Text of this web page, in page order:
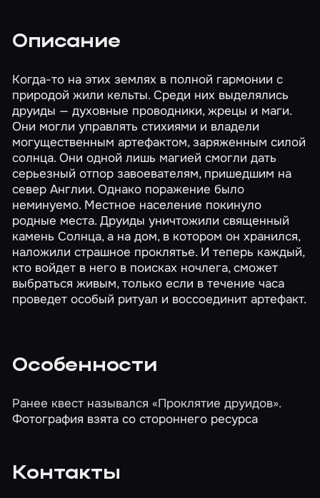
Описание
Когда-то на этих землях в полной гармонии с
природой жили кельты. Среди них выделялись
друиды — духовные проводники, жрецы и маги.
Они могли управлять стихиями и владели
могущественным артефактом, заряженным силой
солнца. Они одной лишь магией смогли дать
серьезный отпор завоевателям, пришедшим на
север Англии. Однако поражение было
неминуемо. Местное население покинуло
родные места. Друиды уничтожили священный
камень Солнца, а на дом, в котором он хранился,
наложили страшное проклятье. И теперь каждый,
кто войдет в него в поисках ночлега, сможет
выбраться живым, только если в течение часа
проведет особый ритуал и воссоединит артефакт.
Особенности
Ранее квест назывался «Проклятие друидов».
Фотография взята со стороннего ресурса
Контакты